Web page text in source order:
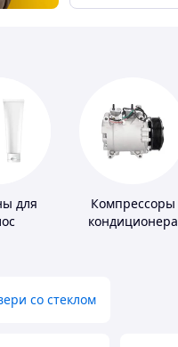
для
Компрессоры
кондиционера
со стеклом